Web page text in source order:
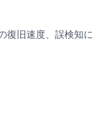
復旧速度、誤検知